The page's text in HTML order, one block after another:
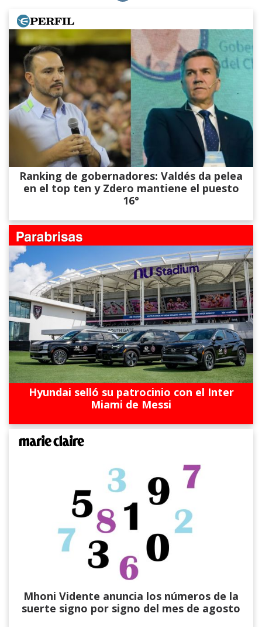
Ranking de gobernadores: Valdés da pelea
en el top ten y Zdero mantiene el puesto
16°
Hyundai selló su patrocinio con el Inter
Miami de Messi
Mhoni Vidente anuncia los números de la
suerte signo por signo del mes de agosto